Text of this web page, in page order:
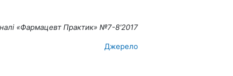
«Фармацевт Практик» №7-8'2017
Джерело